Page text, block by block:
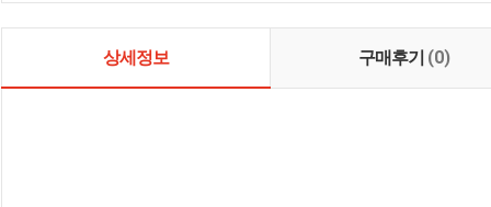
상세정보 구매후기 (0)